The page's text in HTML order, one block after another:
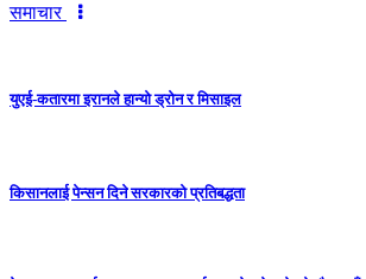
समाचार
युएई-कतारमा इरानले हान्यो ड्रोन र मिसाइल
किसानलाई पेन्सन दिने सरकारको प्रतिबद्धता